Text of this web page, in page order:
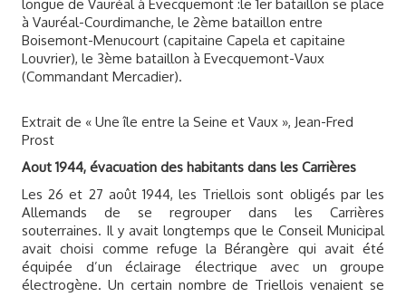
longue de Vauréal à Evecquemont :le 1er bataillon se place
à Vauréal-Courdimanche, le 2ème bataillon entre
Boisemont-Menucourt (capitaine Capela et capitaine
Louvrier), le 3ème bataillon à Evecquemont-Vaux
(Commandant Mercadier).
Extrait de « Une île entre la Seine et Vaux », Jean-Fred
Prost
Aout 1944, évacuation des habitants dans les Carrières
Les 26 et 27 août 1944, les Triellois sont obligés par les
Allemands de se regrouper dans les Carrières
souterraines. Il y avait longtemps que le Conseil Municipal
avait choisi comme refuge la Bérangère qui avait été
équipée d’un éclairage électrique avec un groupe
électrogène. Un certain nombre de Triellois venaient se